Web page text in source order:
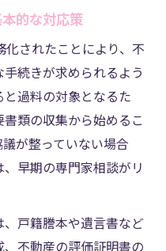
的な対応策
されたことにより、不
続きが求められるよう
過料の対象となるた
類の収集から始めるこ
が整っていない場合
早期の専門家相談がリ
戸籍謄本や遺言書など
不動産の評価証明書の